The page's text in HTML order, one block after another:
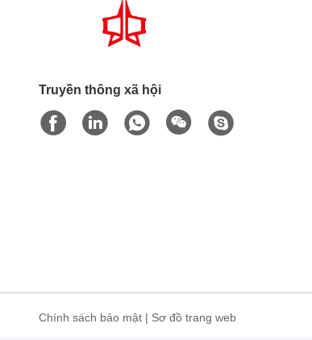
Truyền thông xã hội
Chính sách bảo mật | Sơ đồ trang web